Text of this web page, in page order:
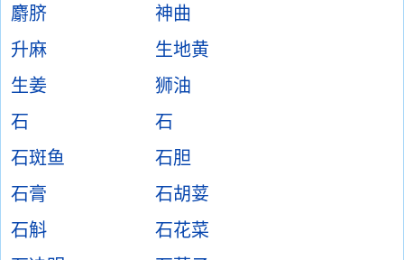
麝脐
神曲
升麻
生地黄
生姜
狮油
石
石
石斑鱼
石胆
石膏
石胡荽
石斛
石花菜